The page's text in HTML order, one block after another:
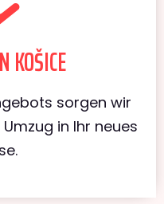
KOŠICE
sorgen wir
in Ihr neues